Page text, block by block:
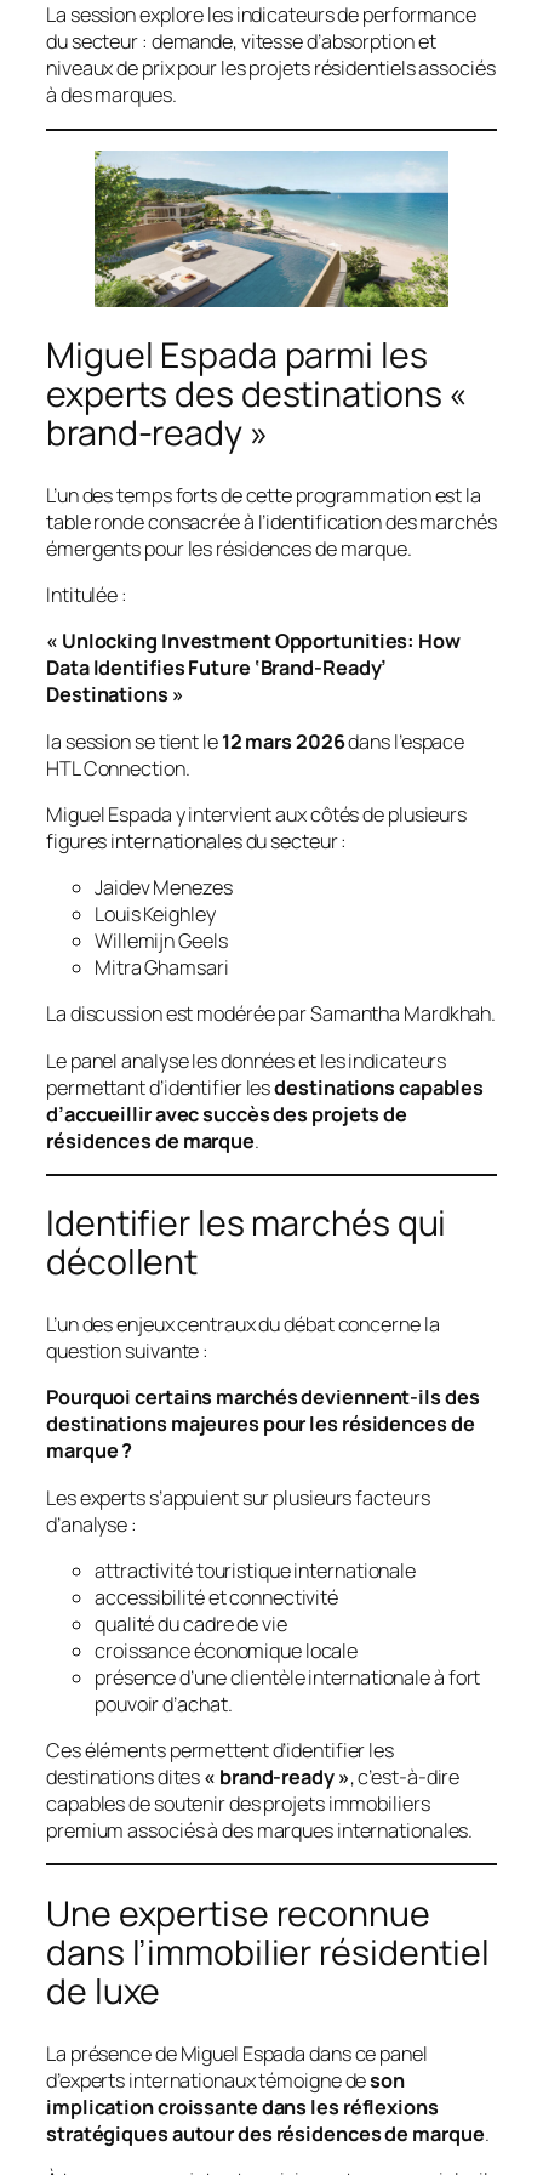
La session explore les indicateurs de performance
du secteur : demande, vitesse d’absorption et
niveaux de prix pour les projets résidentiels associés
à des marques.
Miguel Espada parmi les
experts des destinations «
brand-ready »
L’un des temps forts de cette programmation est la
table ronde consacrée à l’identification des marchés
émergents pour les résidences de marque.
Intitulée :
« Unlocking Investment Opportunities: How
Data Identifies Future ‘Brand-Ready’
Destinations »
la session se tient le12 mars 2026dans l’espace
HTL Connection.
Miguel Espada y intervient aux côtés de plusieurs
figures internationales du secteur :
Jaidev Menezes
Louis Keighley
Willemijn Geels
Mitra Ghamsari
La discussion est modérée par Samantha Mardkhah.
Le panel analyse les données et les indicateurs
permettant d’identifier lesdestinations capables
d’accueillir avec succès des projets de
résidences de marque.
Identifier les marchés qui
décollent
L’un des enjeux centraux du débat concerne la
question suivante :
Pourquoi certains marchés deviennent-ils des
destinations majeures pour les résidences de
marque ?
Les experts s’appuient sur plusieurs facteurs
d’analyse :
attractivité touristique internationale
accessibilité et connectivité
qualité du cadre de vie
croissance économique locale
présence d’une clientèle internationale à fort
pouvoir d’achat.
Ces éléments permettent d’identifier les
destinations dites« brand-ready », c’est-à-dire
capables de soutenir des projets immobiliers
premium associés à des marques internationales.
Une expertise reconnue
dans l’immobilier résidentiel
de luxe
La présence de Miguel Espada dans ce panel
d’experts internationaux témoigne deson
implication croissante dans les réflexions
stratégiques autour des résidences de marque.